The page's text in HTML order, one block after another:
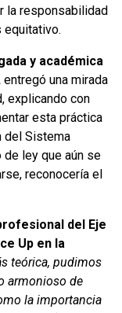
la responsabilidad
equitativo.
y académica
entregó una mirada
explicando con
esta práctica
del Sistema
de ley que aún se
reconocería el
del Eje
Up en la
teórica, pudimos
armonioso de
la importancia